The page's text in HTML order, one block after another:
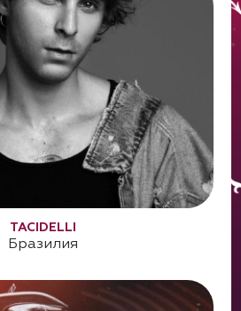
TACIDELLI
Бразилия